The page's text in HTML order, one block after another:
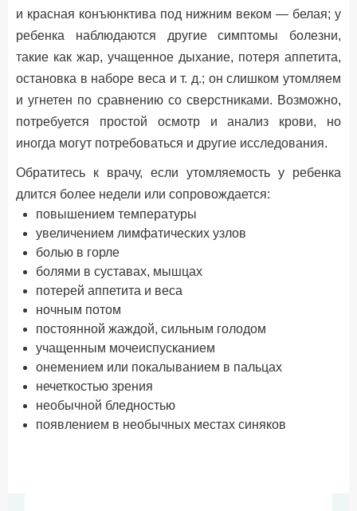
и красная конъюнктива под нижним веком — белая; у
ребенка наблюдаются другие симптомы болезни,
такие как жар, учащенное дыхание, потеря аппетита,
остановка в наборе веса и т. д.; он слишком утомляем
и угнетен по сравнению со сверстниками. Возможно,
потребуется простой осмотр и анализ крови, но
иногда могут потребоваться и другие исследования.
Обратитесь к врачу, если утомляемость у ребенка
длится более недели или сопровождается:
повышением температуры
увеличением лимфатических узлов
болью в горле
болями в суставах, мышцах
потерей аппетита и веса
ночным потом
постоянной жаждой, сильным голодом
учащенным мочеиспусканием
онемением или покалыванием в пальцах
нечеткостью зрения
необычной бледностью
появлением в необычных местах синяков